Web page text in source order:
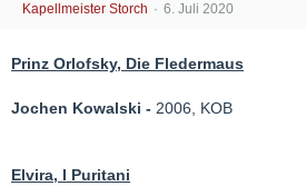
Kapellmeister Storch 6. Juli 2020
Prinz Orlofsky, Die Fledermaus
Jochen Kowalski - 2006, KOB
Elvira, I Puritani